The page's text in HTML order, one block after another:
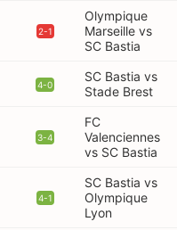
2-1
Olympique
Marseille vs
SC Bastia
4-0
SC Bastia vs
Stade Brest
3-4
FC
Valenciennes
vs SC Bastia
4-1
SC Bastia vs
Olympique
Lyon